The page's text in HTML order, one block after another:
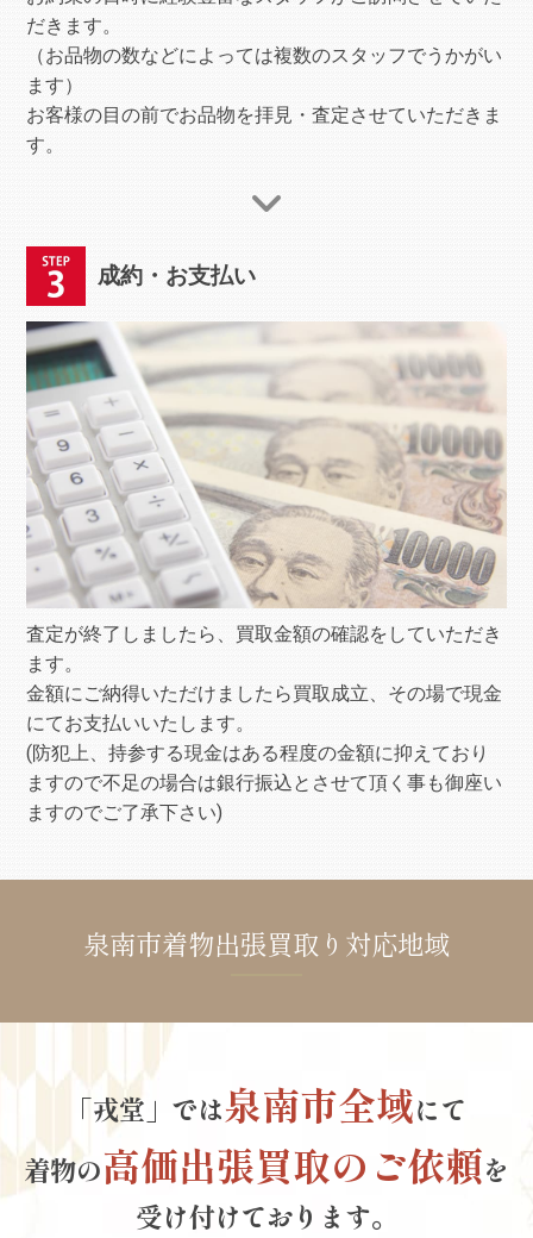
だきます。
（お品物の数などによっては複数のスタッフでうかがい
ます）
お客様の目の前でお品物を拝見・査定させていただきま
す。
成約・お支払い
査定が終了しましたら、買取金額の確認をしていただき
ます。
金額にご納得いただけましたら買取成立、その場で現金
にてお支払いいたします。
(防犯上、持参する現金はある程度の金額に抑えており
ますので不足の場合は銀行振込とさせて頂く事も御座い
ますのでご了承下さい)
泉南市着物出張買取り対応地域
「戎堂」では泉南市全域にて
着物の高価出張買取のご依頼を
受け付けております。